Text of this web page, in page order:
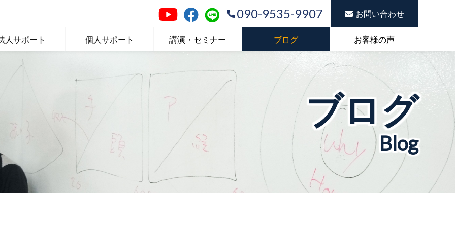
人サポート 個人サポート 講演・セミナー ブログ お客様の声
お問い合わせ
090-9535-9907
ブログ
Blog